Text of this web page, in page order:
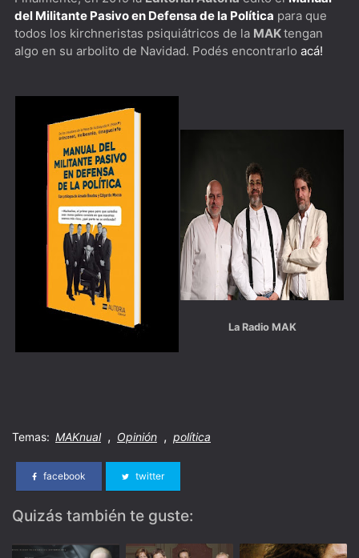
del Militante Pasivo en Defensa de la Política para que
todos los kirchneristas psiquiátricos de la MAKtengan
algo en su arbolito de Navidad. Podés encontrarlo acá!
La Radio MAK
Temas: MAKnual , Opinión , política
facebook twitter
Quizás también te guste: